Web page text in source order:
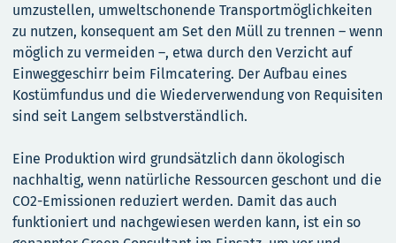
umzustellen, umweltschonende Transportmöglichkeiten
zu nutzen, konsequent am Set den Müll zu trennen – wenn
möglich zu vermeiden –, etwa durch den Verzicht auf
Einweggeschirr beim Filmcatering. Der Aufbau eines
Kostümfundus und die Wiederverwendung von Requisiten
sind seit Langem selbstverständlich.
Eine Produktion wird grundsätzlich dann ökologisch
nachhaltig, wenn natürliche Ressourcen geschont und die
CO2-Emissionen reduziert werden. Damit das auch
funktioniert und nachgewiesen werden kann, ist ein so